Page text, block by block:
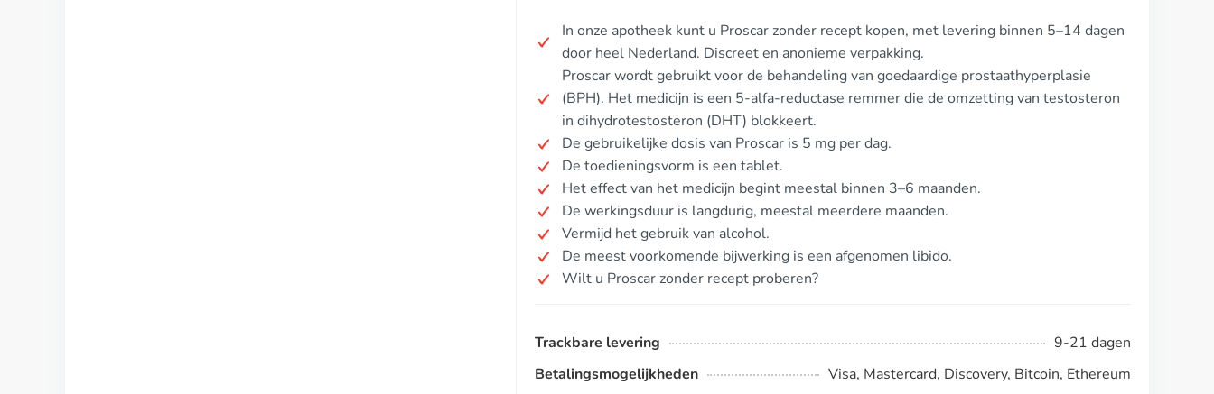
In onze apotheek kunt u Proscar zonder recept kopen, met levering binnen 5–14 dagen
door heel Nederland. Discreet en anonieme verpakking.
Proscar wordt gebruikt voor de behandeling van goedaardige prostaathyperplasie
(BPH). Het medicijn is een 5-alfa-reductase remmer die de omzetting van testosteron
in dihydrotestosteron (DHT) blokkeert.
De gebruikelijke dosis van Proscar is 5 mg per dag.
De toedieningsvorm is een tablet.
Het effect van het medicijn begint meestal binnen 3–6 maanden.
De werkingsduur is langdurig, meestal meerdere maanden.
Vermijd het gebruik van alcohol.
De meest voorkomende bijwerking is een afgenomen libido.
Wilt u Proscar zonder recept proberen?
Trackbare levering
9-21 dagen
Betalingsmogelijkheden
Visa, Mastercard, Discovery, Bitcoin, Ethereum